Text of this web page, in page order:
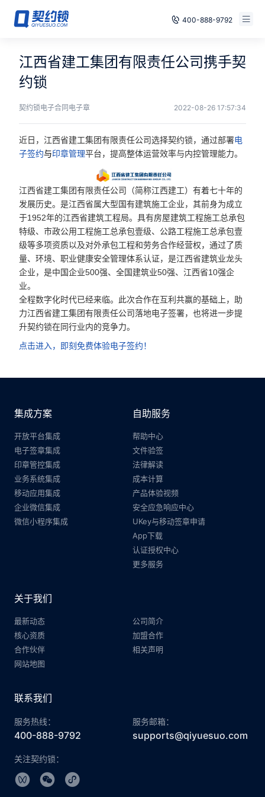
400-888-9792
电子签章
印章管控
数字存档
方案
案例
全国
合作
我们
免费试用
江西省建工集团有限责任公司携手契
约锁
契约锁电子合同电子章 2022-08-26 17:57:34
近日，江西省建工集团有限责任公司选择契约锁，通过部署电
子签约与印章管理平台，提高整体运营效率与内控管理能力。
江西省建工集团有限责任公司（简称江西建工）有着七十年的
发展历史。是江西省属大型国有建筑施工企业，其前身为成立
于1952年的江西省建筑工程局。具有房屋建筑工程施工总承包
特级、市政公用工程施工总承包壹级、公路工程施工总承包壹
级等多项资质以及对外承包工程和劳务合作经营权，通过了质
量、环境、职业健康安全管理体系认证，是江西省建筑业龙头
企业，是中国企业500强、全国建筑业50强、江西省10强企
业。
全程数字化时代已经来临。此次合作在互利共赢的基础上，助
力江西省建工集团有限责任公司落地电子签署，也将进一步提
升契约锁在同行业内的竞争力。
点击进入，即刻免费体验电子签约！
集成方案
开放平台集成
电子签章集成
印章管控集成
业务系统集成
移动应用集成
企业微信集成
微信小程序集成
自助服务
帮助中心
文件验签
法律解读
成本计算
产品体验视频
安全应急响应中心
UKey与移动签章申请
App下载
认证授权中心
更多服务
关于我们
最新动态
公司简介
核心资质
加盟合作
合作伙伴
相关声明
网站地图
联系我们
服务热线：
400-888-9792
服务邮箱：
supports@qiyuesuo.com
关注契约锁：